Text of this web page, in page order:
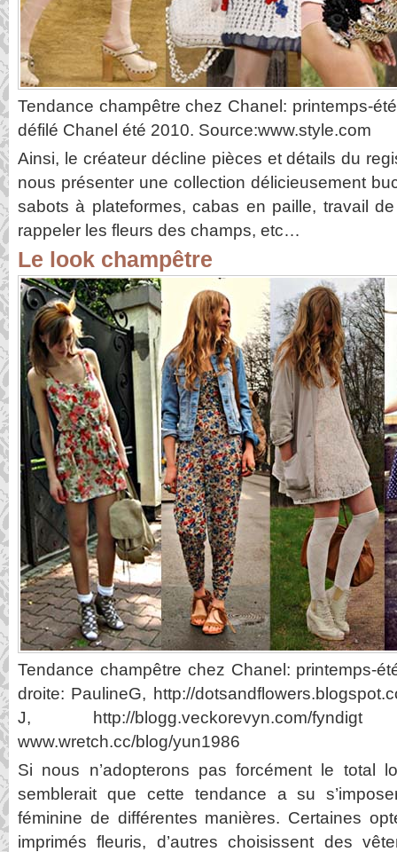
Tendance champêtre chez Chanel: printemps-
défilé Chanel été 2010. Source:www.style.com
Ainsi, le créateur décline pièces et détails du
nous présenter une collection délicieusement
sabots à plateformes, cabas en paille, travail
rappeler les fleurs des champs, etc…
Le look champêtre
Tendance champêtre chez Chanel: printemps-
droite: PaulineG, http://
J, http://blogg.veckorevyn.com/
www.wretch.cc/blog/yun1986
Si nous n’adopterons pas forcément le total
semblerait que cette tendance a su
féminine de différentes manières. Certaines
imprimés fleuris, d’autres choisissent des